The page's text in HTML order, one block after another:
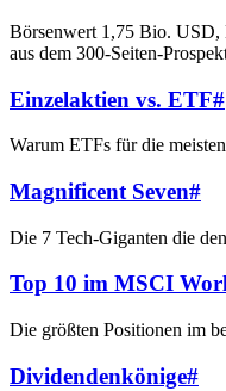
Börsenwert 1,75 Bio.
aus dem 300-Seiten-
Einzelaktien vs. ETF#
Warum ETFs für die
Magnificent Seven#
Die 7 Tech-Giganten die
Top 10 im MSCI
Die größten Positionen im
Dividendenkönige#